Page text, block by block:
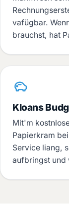
vafügbar.
brauchst, hat
Kloans
Mit'm
Papierkram
Service liang,
aufbringst und